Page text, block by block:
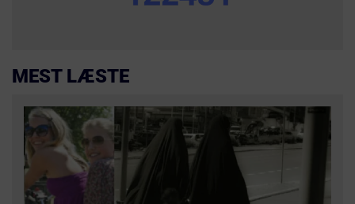
MEST LÆSTE